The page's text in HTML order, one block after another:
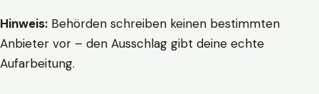
Hinweis: Behörden schreiben keinen bestimmten
Anbieter vor – den Ausschlag gibt deine echte
Aufarbeitung.